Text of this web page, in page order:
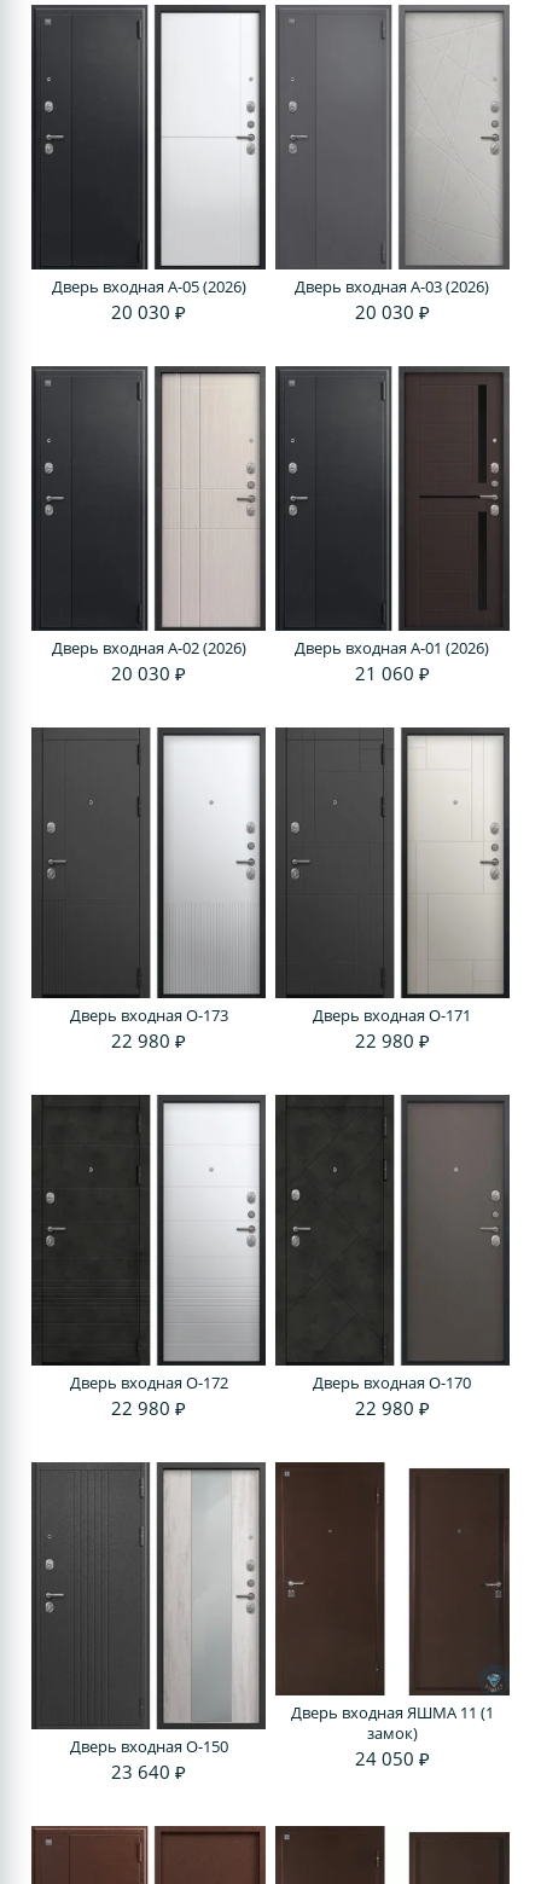
Дверь входная A-05 (2026)
20 030 ₽
Дверь входная A-03 (2026)
20 030 ₽
Дверь входная A-02 (2026)
20 030 ₽
Дверь входная A-01 (2026)
21 060 ₽
Дверь входная O-173
22 980 ₽
Дверь входная O-171
22 980 ₽
Дверь входная O-172
22 980 ₽
Дверь входная O-170
22 980 ₽
Дверь входная O-150
23 640 ₽
Дверь входная ЯШМА 11 (1
замок)
24 050 ₽